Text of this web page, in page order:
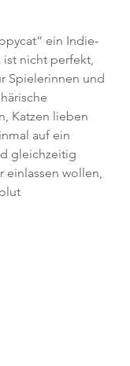
ein Indie-
ist nicht perfekt,
Spielerinnen und
Katzen lieben
auf ein
gleichzeitig
einlassen wollen,